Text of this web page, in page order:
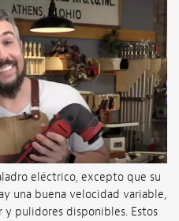
eléctrico, excepto que su
una buena velocidad variable,
pulidores disponibles. Estos